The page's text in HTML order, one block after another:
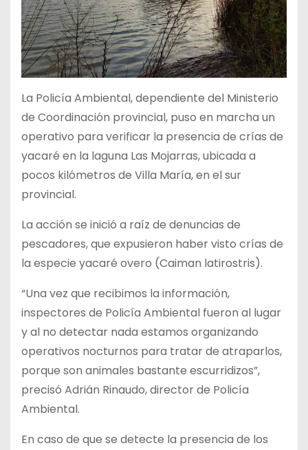
La Policía Ambiental, dependiente del Ministerio
de Coordinación provincial, puso en marcha un
operativo para verificar la presencia de crías de
yacaré en la laguna Las Mojarras, ubicada a
pocos kilómetros de Villa María, en el sur
provincial.
La acción se inició a raíz de denuncias de
pescadores, que expusieron haber visto crías de
la especie yacaré overo (Caiman latirostris).
“Una vez que recibimos la información,
inspectores de Policía Ambiental fueron al lugar
y al no detectar nada estamos organizando
operativos nocturnos para tratar de atraparlos,
porque son animales bastante escurridizos”,
precisó Adrián Rinaudo, director de Policía
Ambiental.
En caso de que se detecte la presencia de los